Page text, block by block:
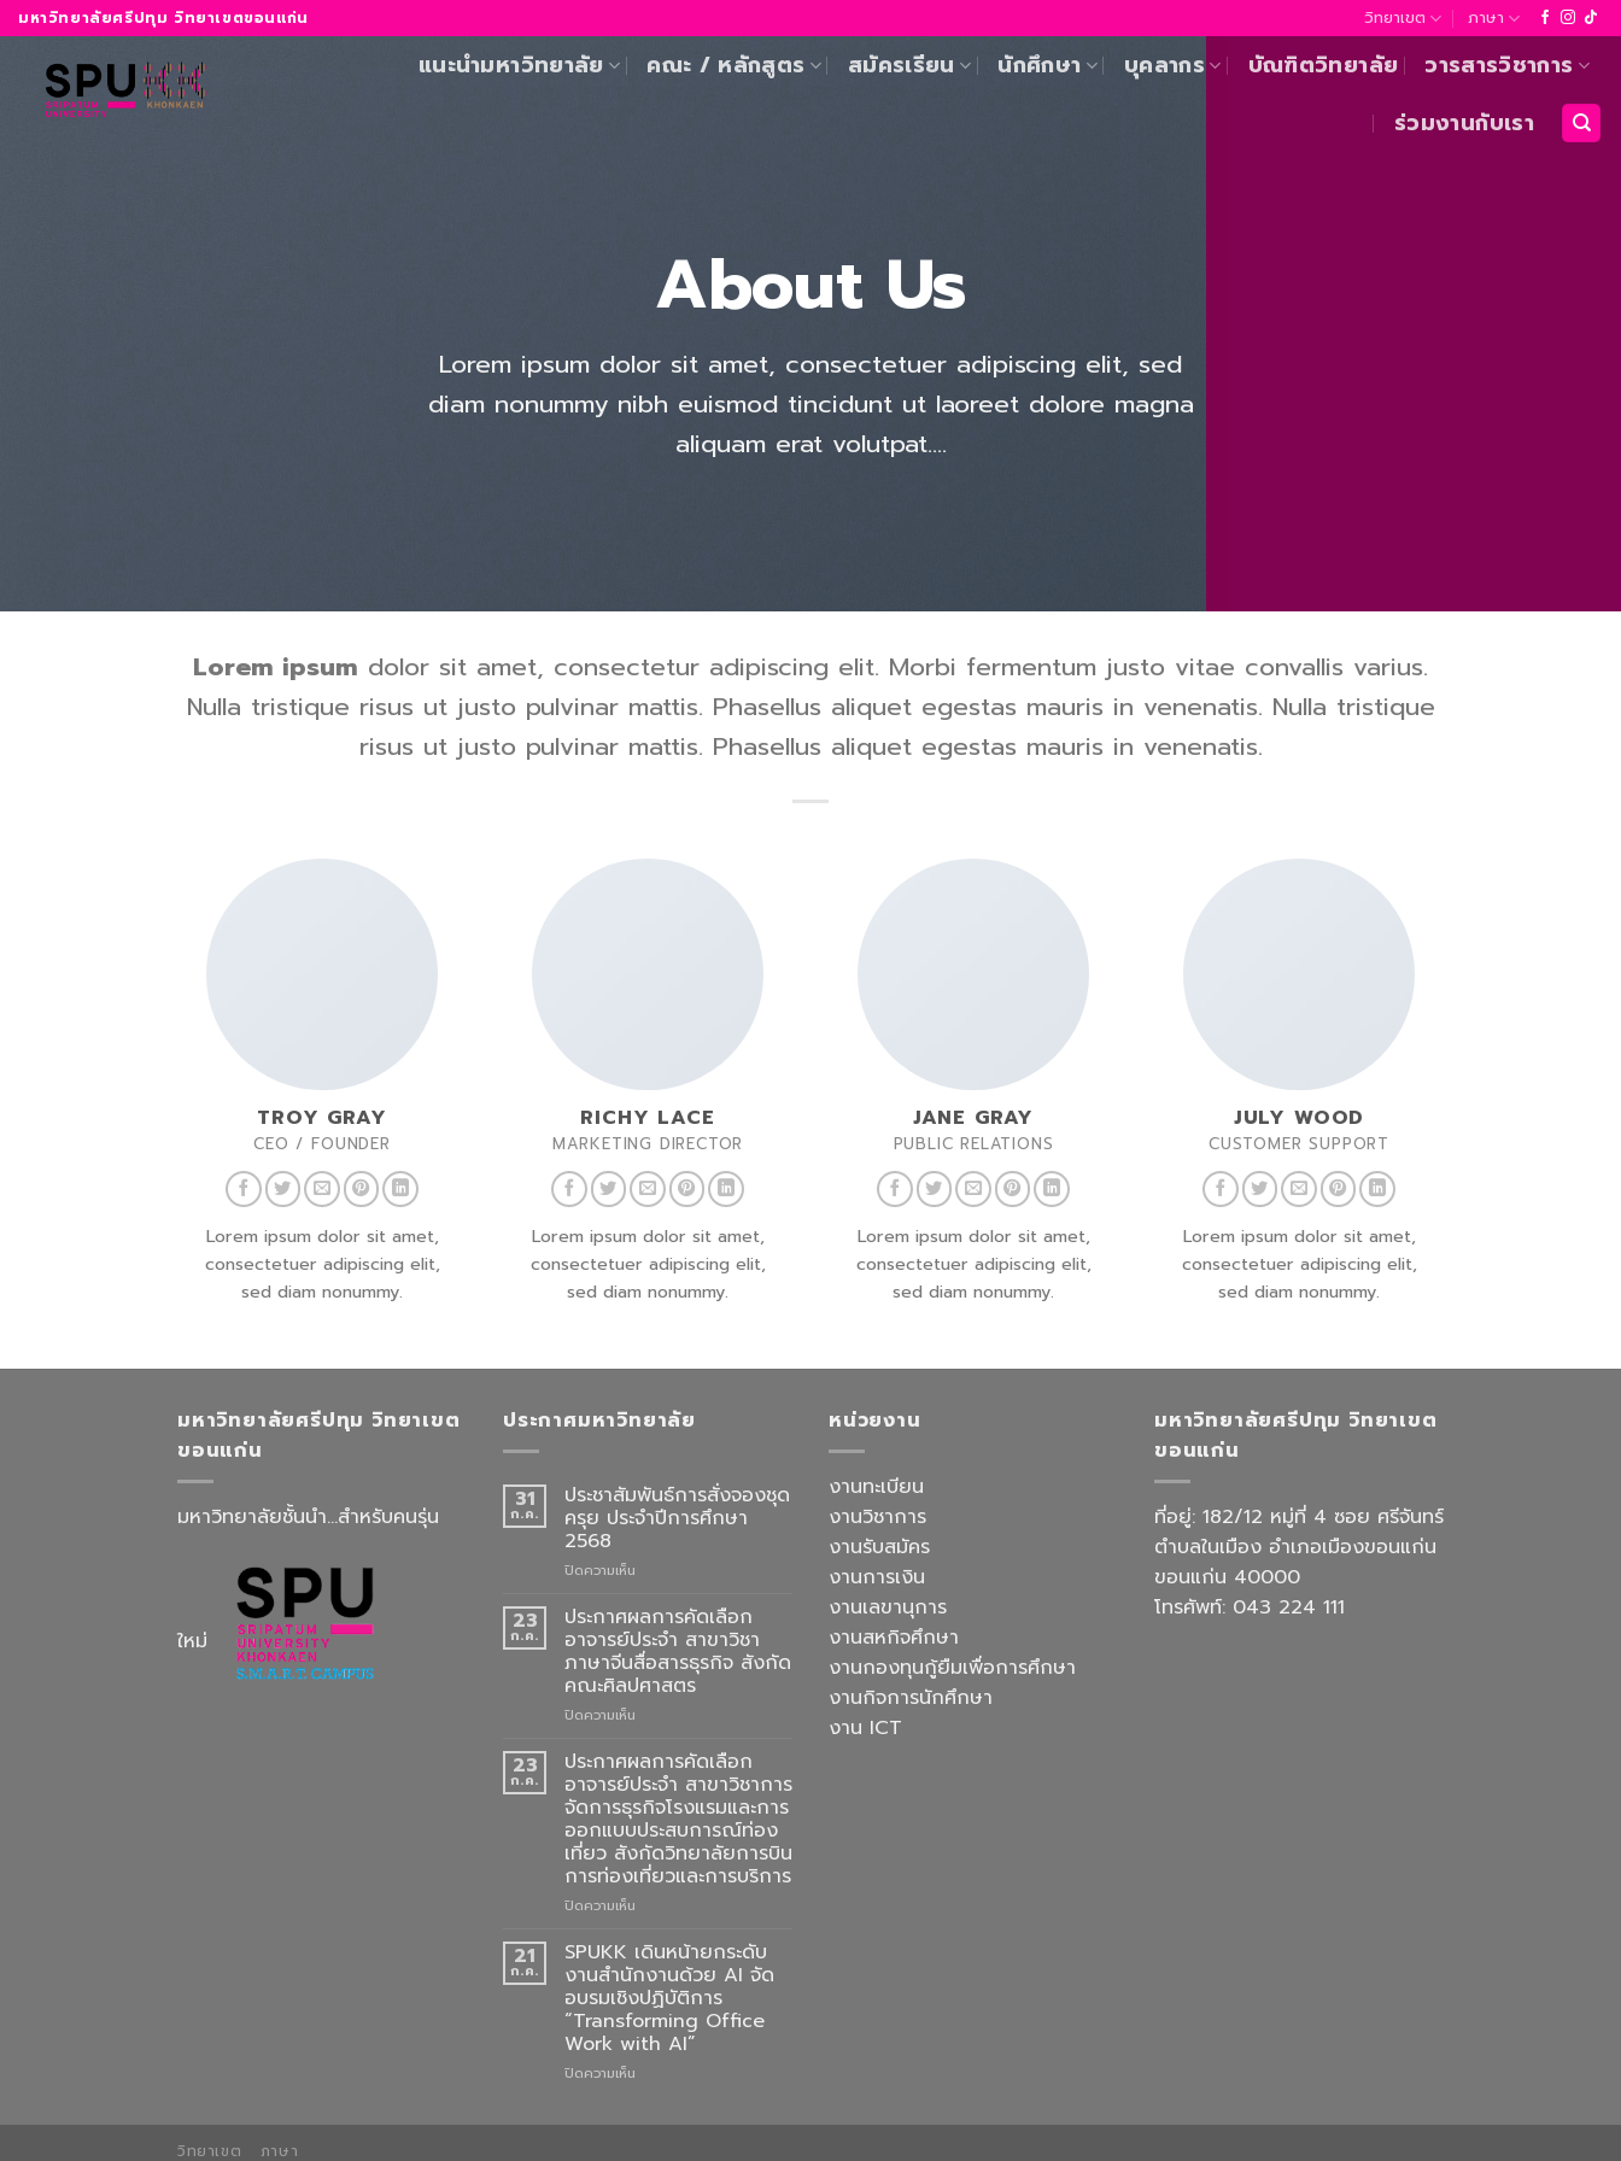
ข้าม
ไป
เนื้อหา
มหาวิทยาลัยศรีปทุม วิทยาเขตขอนแก่น วิทยาเขต ภาษา
แนะนำมหาวิทยาลัย คณะ / หลักสูตร สมัครเรียน นักศึกษา บุคลากร บัณฑิตวิทยาลัย
วารสารวิชาการ
ร่วมงานกับเรา
About Us
Lorem ipsum dolor sit amet, consectetuer adipiscing elit, sed
diam nonummy nibh euismod tincidunt ut laoreet dolore magna
aliquam erat volutpat….
Lorem ipsum dolor sit amet, consectetur adipiscing elit. Morbi fermentum justo vitae convallis varius.
Nulla tristique risus ut justo pulvinar mattis. Phasellus aliquet egestas mauris in venenatis. Nulla tristique
risus ut justo pulvinar mattis. Phasellus aliquet egestas mauris in venenatis.
TROY GRAY
CEO / FOUNDER
Lorem ipsum dolor sit amet,
consectetuer adipiscing elit,
sed diam nonummy.
RICHY LACE
MARKETING DIRECTOR
Lorem ipsum dolor sit amet,
consectetuer adipiscing elit,
sed diam nonummy.
JANE GRAY
PUBLIC RELATIONS
Lorem ipsum dolor sit amet,
consectetuer adipiscing elit,
sed diam nonummy.
JULY WOOD
CUSTOMER SUPPORT
Lorem ipsum dolor sit amet,
consectetuer adipiscing elit,
sed diam nonummy.
มหาวิทยาลัยศรีปทุม วิทยาเขต
ขอนแก่น
มหาวิทยาลัยชั้นนำ...สำหรับคนรุ่น
ใหม่
ประกาศมหาวิทยาลัย
31
ก.ค.
ประชาสัมพันธ์การสั่งจองชุด
ครุย ประจำปีการศึกษา
2568
ปิดความเห็น
การ
สั่ง
จอง
ชุด
ครุย
การ
ศึกษา
2568
23
ก.ค.
ประกาศผลการคัดเลือก
อาจารย์ประจำ สาขาวิชา
ภาษาจีนสื่อสารธุรกิจ สังกัด
คณะศิลปศาสตร
ปิดความเห็น
ผล
การ
คัด
เลือก
อาจารย์
ประจำ
สาขา
สื่อสาร
ธุรกิจ
สังกัด
คณะ
ศิลป
23
ก.ค.
ประกาศผลการคัดเลือก
อาจารย์ประจำ สาขาวิชาการ
จัดการธุรกิจโรงแรมและการ
ออกแบบประสบการณ์ท่อง
เที่ยว สังกัดวิทยาลัยการบิน
การท่องเที่ยวและการบริการ
ปิดความเห็น
ผล
การ
คัด
เลือก
อาจารย์
ประจำ
ธุรกิจ
21
ก.ค.
SPUKK เดินหน้ายกระดับ
งานสำนักงานด้วย AI จัด
อบรมเชิงปฏิบัติการ
“Transforming Office
Work with AI”
ปิดความเห็น
หน่วยงาน
งานทะเบียน
งานวิชาการ
งานรับสมัคร
งานการเงิน
งานเลขานุการ
งานสหกิจศึกษา
งานกองทุนกู้ยืมเพื่อการศึกษา
งานกิจการนักศึกษา
งาน ICT
มหาวิทยาลัยศรีปทุม วิทยาเขต
ขอนแก่น
ที่อยู่: 182/12 หมู่ที่ 4 ซอย ศรีจันทร์
ตำบลในเมือง อำเภอเมืองขอนแก่น
ขอนแก่น 40000
โทรศัพท์: 043 224 111
วิทยาเขต ภาษา